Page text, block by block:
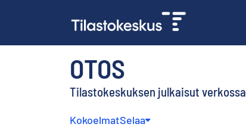
OTOS
Tilastokeskuksen julkaisut verkossa
KokoelmatSelaa